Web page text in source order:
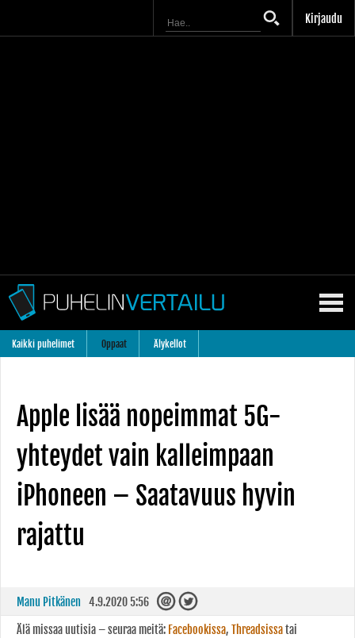
Kirjaudu
Kaikki puhelimet Oppaat Älykellot
Apple lisää nopeimmat 5G-
yhteydet vain kalleimpaan
iPhoneen – Saatavuus hyvin
rajattu
Manu Pitkänen 4.9.2020 5:56
Älä missaa uutisia – seuraa meitä: Facebookissa, Threadsissatai